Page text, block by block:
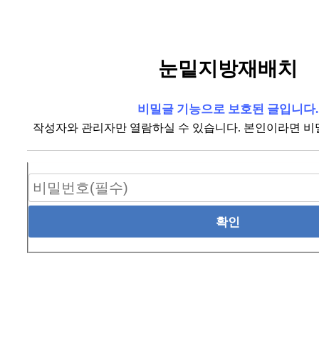
눈밑지방재배치
비밀글 기능으로 보호된 글입니다.
작성자와 관리자만 열람하실 수 있습니다. 본인이라면